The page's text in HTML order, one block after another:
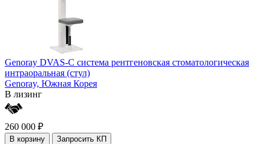
Genoray DVAS-C система рентгеновская стоматологическая
интраоральная (стул)
Genoray, Южная Корея
В лизинг
260 000 ₽
В корзину Запросить КП